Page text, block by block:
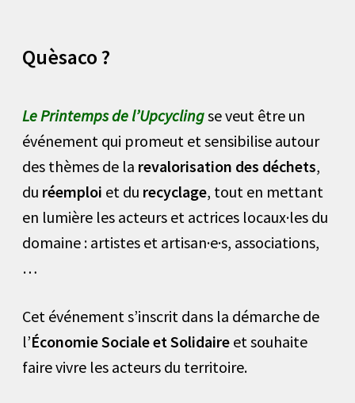
Quèsaco ?
Le Printemps de l’Upcyclingse veut être un
événement qui promeut et sensibilise autour
des thèmes de la revalorisation des déchets,
du réemploi et du recyclage, tout en mettant
en lumière les acteurs et actrices locaux·les du
domaine : artistes et artisan·e·s, associations,
…
Cet événement s’inscrit dans la démarche de
l’Économie Sociale et Solidaire et souhaite
faire vivre les acteurs du territoire.